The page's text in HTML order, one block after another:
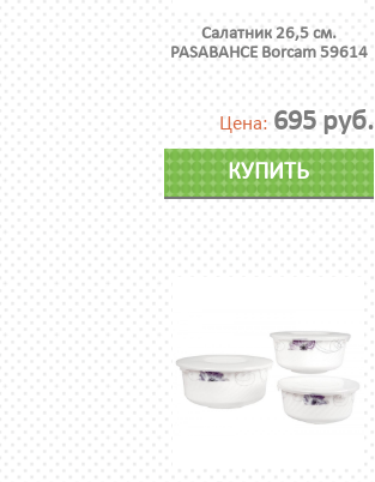
Cалатник 26,5 см.
PASABAHCE Borcam 59614
Цена: 695 руб.
КУПИТЬ